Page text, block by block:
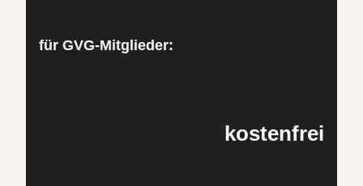
für GVG-Mitglieder:
kostenfrei